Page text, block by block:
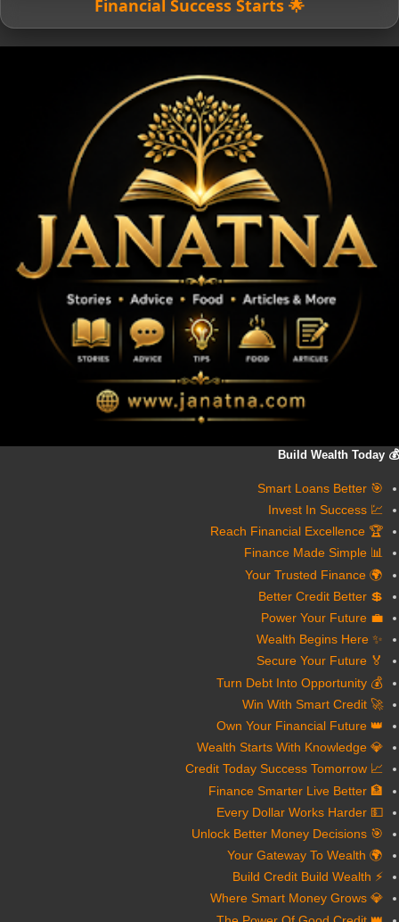
🌟 Financial Success Starts
💰 Build Wealth Today
🎯 Smart Loans Better
💹 Invest In Success
🏆 Reach Financial Excellence
📊 Finance Made Simple
🌍 Your Trusted Finance
💲 Better Credit Better
💼 Power Your Future
✨ Wealth Begins Here
🏅 Secure Your Future
💰 Turn Debt Into Opportunity
🚀 Win With Smart Credit
👑 Own Your Financial Future
💎 Wealth Starts With Knowledge
📈 Credit Today Success Tomorrow
🏦 Finance Smarter Live Better
💵 Every Dollar Works Harder
🎯 Unlock Better Money Decisions
🌍 Your Gateway To Wealth
⚡ Build Credit Build Wealth
💎 Where Smart Money Grows